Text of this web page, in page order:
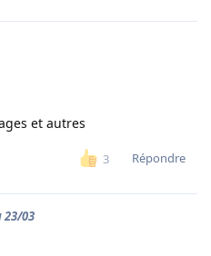
et autres
3 Répondre
23/03